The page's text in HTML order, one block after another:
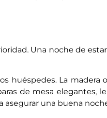
Una noche de
huéspedes. La
de mesa elegantes,
asegurar una buena